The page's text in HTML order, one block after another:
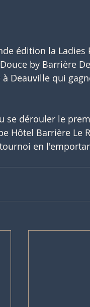
édition la
Douce by Barrière
à Deauville qui
se dérouler le
Hôtel Barrière
en